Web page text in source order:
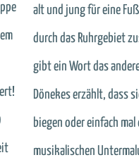
alt und jung für eine
durch das Ruhrgebiet
gibt ein Wort das
Dönekes erzählt, dass
biegen oder einfach
musikalischen